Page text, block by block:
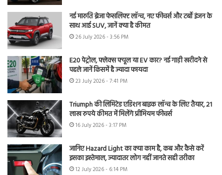
नई मारुति ब्रेजा फेसलिफ्ट लॉन्च, नए फीचर्स और टर्बो इंजन के
साथ आई SUV, जानें क्या है कीमत
26 July 2026 - 3:56 PM
E20 पेट्रोल, फ्लेक्स फ्यूल या EV कार? नई गाड़ी खरीदने से
पहले जानें किसमें है ज्यादा फायदा
23 July 2026 - 7:41 PM
Triumph की लिमिटेड एडिशन बाइक लॉन्च के लिए तैयार, 21
लाख रुपये कीमत में मिलेंगे प्रीमियम फीचर्स
16 July 2026 - 3:17 PM
जानिए Hazard Light का क्या काम है, कब और कैसे करें
इसका इस्तेमाल, ज्यादातर लोग नहीं जानते सही तरीका
12 July 2026 - 6:14 PM